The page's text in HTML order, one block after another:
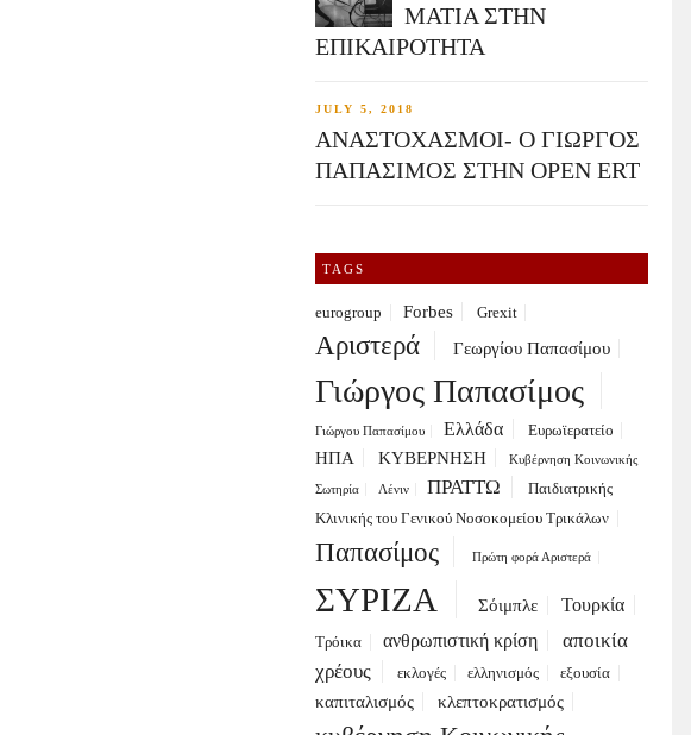
ΜΑΤΙΑ ΣΤΗΝ
ΕΠΙΚΑΙΡΟΤΗΤΑ
JULY 5, 2018
ΑΝΑΣΤΟΧΑΣΜΟΙ- Ο ΓΙΩΡΓΟΣ
ΠΑΠΑΣΙΜΟΣ ΣΤΗΝ OPEN ERT
TAGS
eurogroup Forbes Grexit
Αριστερά Γεωργίου Παπασίμου
Γιώργος Παπασίμος
Γιώργου Παπασίμου Ελλάδα Ευρωϊερατείο
ΗΠΑ ΚΥΒΕΡΝΗΣΗ Κυβέρνηση Κοινωνικής
Σωτηρία Λένιν ΠΡΑΤΤΩ
Παιδιατρικής
Κλινικής του Γενικού Νοσοκομείου Τρικάλων
Παπασίμος Πρώτη φορά Αριστερά
ΣΥΡΙΖΑ Σόιμπλε Τουρκία
Τρόικα ανθρωπιστική κρίση
αποικία
χρέους
εκλογές ελληνισμός εξουσία
καπιταλισμός κλεπτοκρατισμός